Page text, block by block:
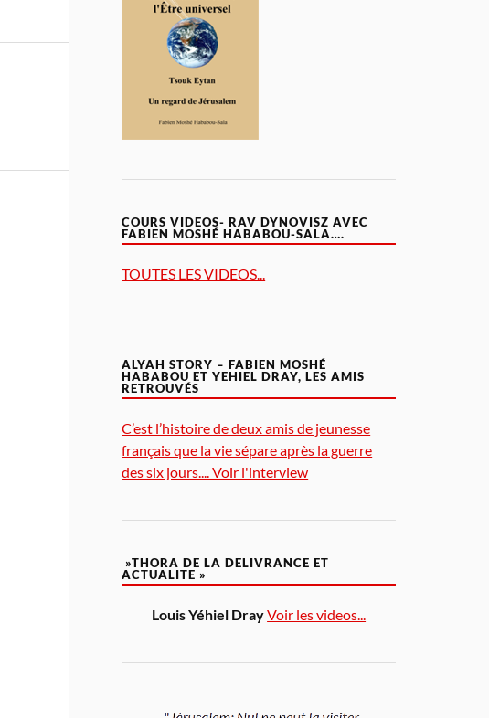
COURS VIDEOS- RAV DYNOVISZ AVEC
FABIEN MOSHÉ HABABOU-SALA….
TOUTES LES VIDEOS...
ALYAH STORY – FABIEN MOSHÉ
HABABOU ET YEHIEL DRAY, LES AMIS
RETROUVÉS
C’est l’histoire de deux amis de jeunesse
français que la vie sépare après la guerre
des six jours.... Voir l'interview
»THORA DE LA DELIVRANCE ET
ACTUALITE »
Louis Yéhiel DrayVoir les videos...